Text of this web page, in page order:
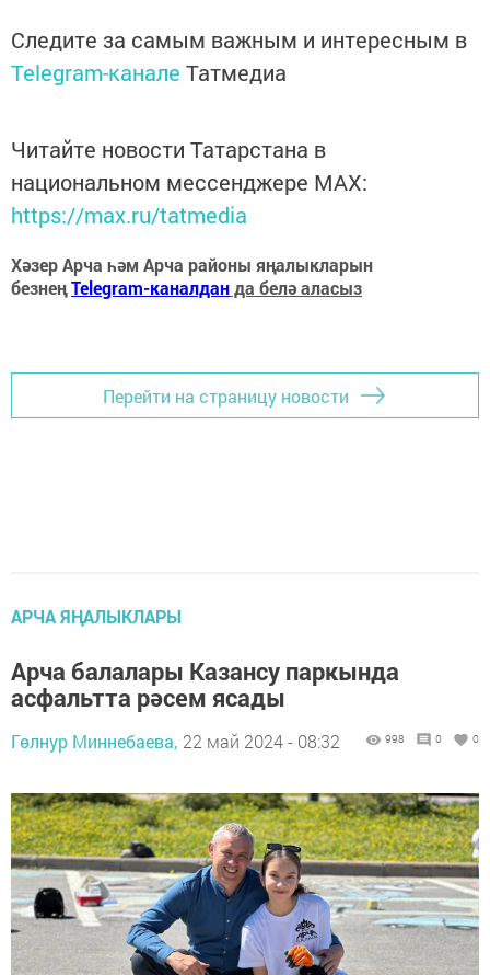
Следите за самым важным и интересным в
Telegram-канале Татмедиа
Читайте новости Татарстана в
национальном мессенджере MАХ:
https://max.ru/tatmedia
Хәзер Арча һәм Арча районы яңалыкларын
безнеңTelegram-каналданда белә аласыз
Перейти на страницу новости
АРЧА ЯҢАЛЫКЛАРЫ
Арча балалары Казансу паркында
асфальтта рәсем ясады
Гөлнур Миннебаева, 22 май 2024 - 08:32 998 0 0